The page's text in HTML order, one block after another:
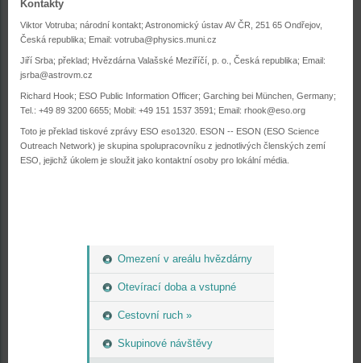
Omezení v areálu hvězdárny
Otevírací doba a vstupné
Cestovní ruch »
Skupinové návštěvy
Kontakty
Viktor Votruba; národní kontakt; Astronomický ústav AV ČR, 251 65 Ondřejov,
Česká republika; Email: votruba@physics.muni.cz
Jiří Srba; překlad; Hvězdárna Valašské Meziříčí, p. o., Česká republika; Email:
jsrba@astrovm.cz
Richard Hook; ESO Public Information Officer; Garching bei München, Germany;
Tel.: +49 89 3200 6655; Mobil: +49 151 1537 3591; Email: rhook@eso.org
Toto je překlad tiskové zprávy ESO eso1320. ESON -- ESON (ESO Science
Outreach Network) je skupina spolupracovníku z jednotlivých členských zemí
ESO, jejichž úkolem je sloužit jako kontaktní osoby pro lokální média.